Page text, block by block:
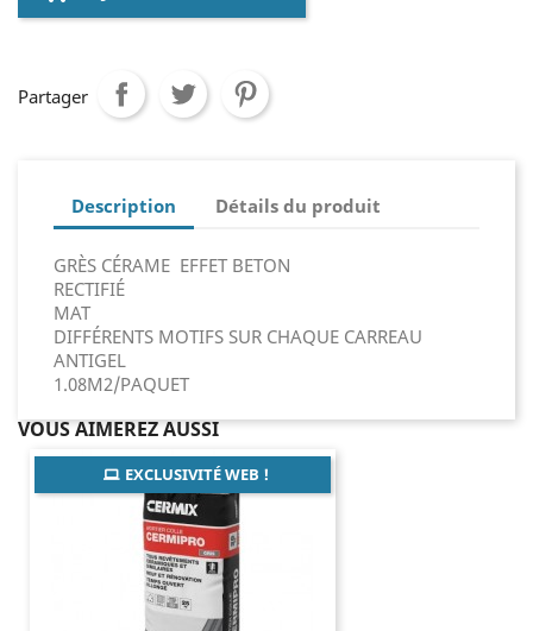
Partager
Description Détails du produit
GRÈS CÉRAME EFFET BETON
RECTIFIÉ
MAT
DIFFÉRENTS MOTIFS SUR CHAQUE CARREAU
ANTIGEL
1.08M2/PAQUET
VOUS AIMEREZ AUSSI
EXCLUSIVITÉ WEB !